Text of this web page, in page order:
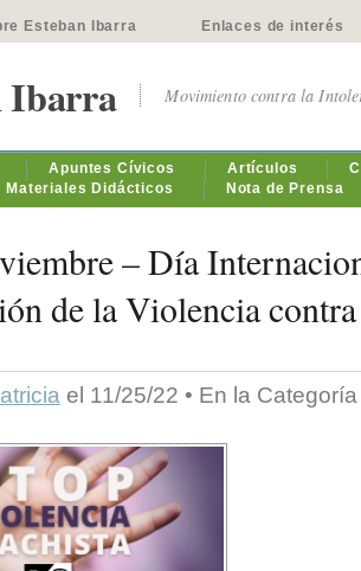
Esteban Ibarra Enlaces de interés
Ibarra Movimiento contra la
Apuntes Cívicos Artículos
Materiales Didácticos Nota de Prensa
– Día
de la Violencia
el 11/25/22 • En la